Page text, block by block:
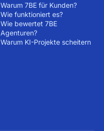
Warum 7BE für Kunden?
Wie funktioniert es?
Wie bewertet 7BE
Agenturen?
Warum KI-Projekte scheitern